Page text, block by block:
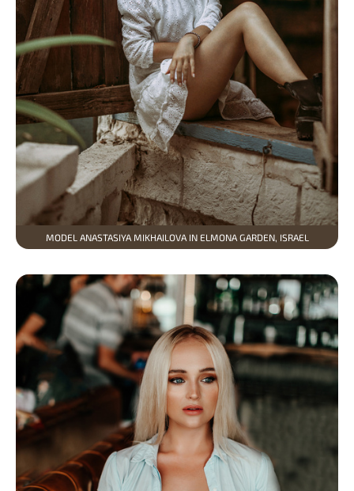
MODEL ANASTASIYA MIKHAILOVA IN ELMONA GARDEN, ISRAEL